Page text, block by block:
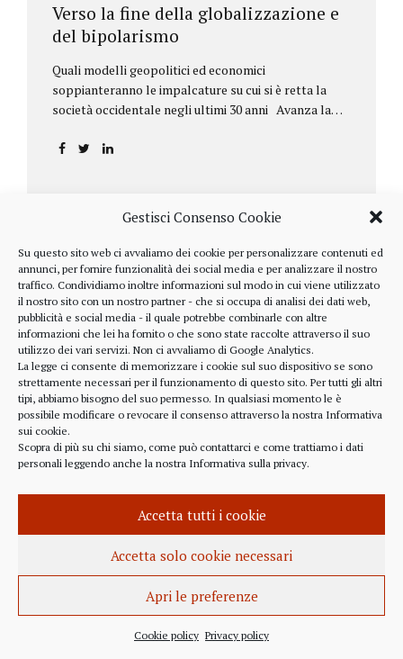
Gestisci Consenso Cookie
Su questo sito web ci avvaliamo dei cookie per personalizzare contenuti ed
annunci, per fornire funzionalità dei social media e per analizzare il nostro
traffico. Condividiamo inoltre informazioni sul modo in cui viene utilizzato
il nostro sito con un nostro partner - che si occupa di analisi dei dati web,
pubblicità e social media - il quale potrebbe combinarle con altre
informazioni che lei ha fornito o che sono state raccolte attraverso il suo
utilizzo dei vari servizi. Non ci avvaliamo di Google Analytics.
La legge ci consente di memorizzare i cookie sul suo dispositivo se sono
strettamente necessari per il funzionamento di questo sito. Per tutti gli altri
tipi, abbiamo bisogno del suo permesso. In qualsiasi momento le è
possibile modificare o revocare il consenso attraverso la nostra Informativa
sui cookie.
Scopra di più su chi siamo, come può contattarci e come trattiamo i dati
personali leggendo anche la nostra Informativa sulla privacy.
Accetta tutti i cookie
Accetta solo cookie necessari
Apri le preferenze
Cookie policy Privacy policy
Verso la fine della globalizzazione e
del bipolarismo
Quali modelli geopolitici ed economici
soppianteranno le impalcature su cui si è retta la
società occidentale negli ultimi 30 anni Avanza la
aprile ha fatto parecchio discutere il discorso che
una lettera annuale che Fink ha inviato agli
investitori, nella quale fa il punto sulla situazione
geopolitica ed economica globale, accompagnata da
alcune considerazioni sui profitti generati dalle
scelte finanziarie operate dal fondo BlackRock.
Occorre leggere molto attentamente il testo della
lettera
(https://www.blackrock.com/corporate/investor-
relations/larry-fink-chairmans-letter). Fink afferma
chiaramente che...
INFORMAZIONE 27 APRILE 2022
Istanza per l’abrogazione
dell’obbligo vaccinale al Governo
Italiano e alla Commissione Europea
Europea per l’abrogazione della normativa